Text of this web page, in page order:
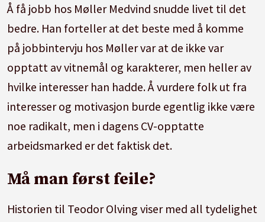
Å få jobb hos Møller Medvind snudde livet til det
bedre. Han forteller at det beste med å komme
på jobbintervju hos Møller var at de ikke var
opptatt av vitnemål og karakterer, men heller av
hvilke interesser han hadde. Å vurdere folk ut fra
interesser og motivasjon burde egentlig ikke være
noe radikalt, men i dagens CV-opptatte
arbeidsmarked er det faktisk det.
Må man først feile?
Historien til Teodor Olving viser med all tydelighet